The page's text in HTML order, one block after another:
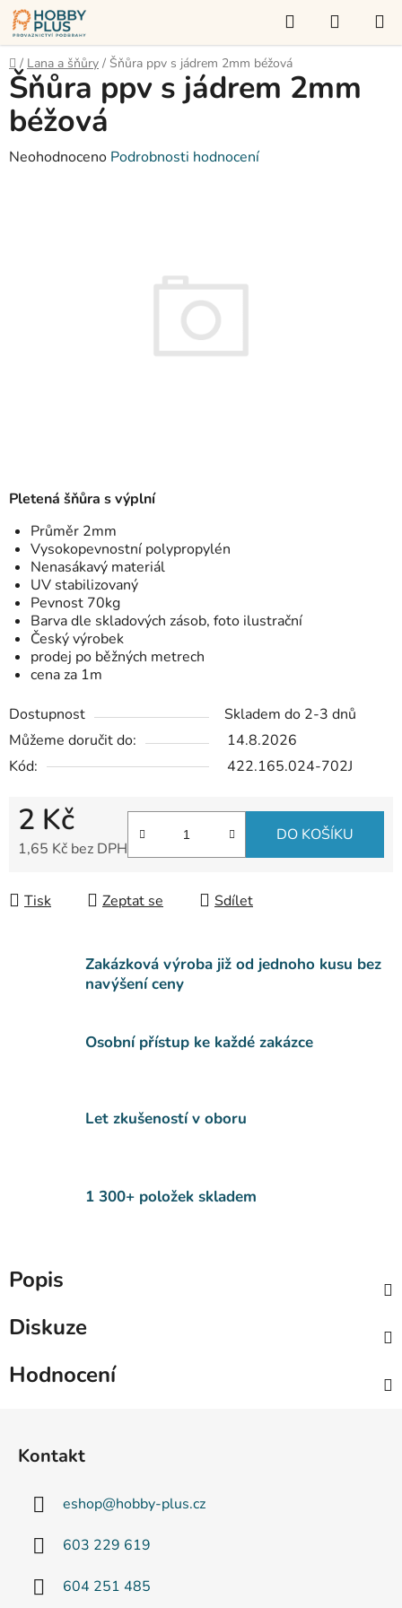
Přejít
na
obsah
Hledat
KOŠÍK
Domů
/ Lana a šňůry / Šňůra ppv s jádrem 2mm béžová
Pletená šňůra s výplní
Průměr 2mm
Vysokopevnostní polypropylén
Nenasákavý materiál
UV stabilizovaný
Pevnost 70kg
Barva dle skladových zásob, foto ilustrační
Český výrobek
prodej po běžných metrech
cena za 1m
Dostupnost
Skladem do 2-3 dnů
Můžeme doručit do:
14.8.2026
Kód:
422.165.024-702J
2 Kč
1,65 Kč bez DPH
DO KOŠÍKU
Tisk Zeptat se Sdílet
Šňůra ppv s jádrem 2mm
béžová
Průměrné
Neohodnoceno Podrobnosti hodnocení
Zakázková výroba již od jednoho kusu bez
navýšení ceny
Osobní přístup ke každé zakázce
Let zkušeností v oboru
1 300+ položek skladem
Popis
Diskuze
Hodnocení
Kontakt
eshop@hobby-plus.cz
603 229 619
604 251 485